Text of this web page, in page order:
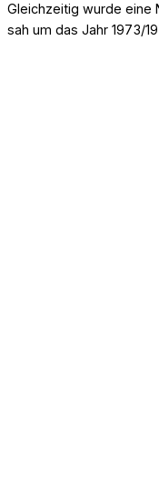
Gleichzeitig wurde eine
sah um das Jahr 1973/